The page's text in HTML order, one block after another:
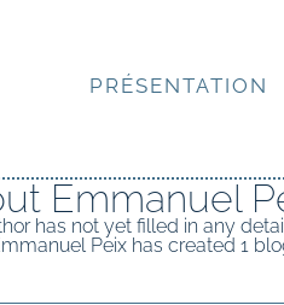
PRÉSENTATION
Emmanuel
has not yet filled in any
Peix has created 1